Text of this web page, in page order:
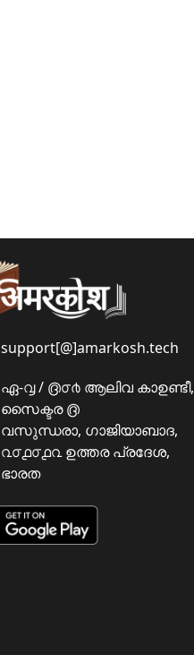
support[@]amarkosh.tech
ഏ-൮ / ൫൦൪ ആലിവ കാഉണ്ടീ,
സൈക്ടര ൫
വസുന്ധരാ, ഗാജിയാബാദ,
൨൦൧൦൧൨ ഉത്തര പ്രദേശ,
ഭാരത